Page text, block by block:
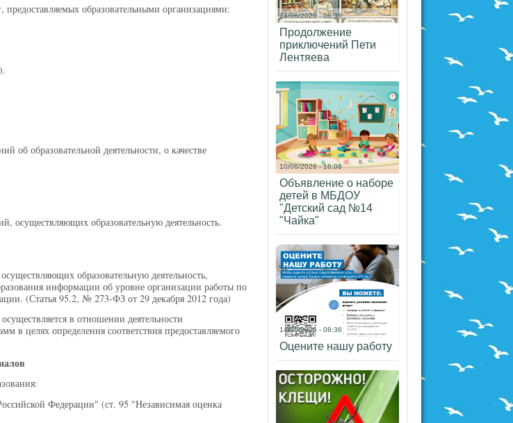
предоставляемых образовательными организациями:
об образовательной деятельности, о качестве
осуществляющих образовательную деятельность.
образовательную деятельность,
информации об уровне организации работы по
(Статья 95.2, № 273-ФЗ от 29 декабря 2012 года)
в отношении деятельности
в целях определения соответствия предоставляемого
Федерации" (ст. 95 "Независимая оценка
14/06/2026 - 08:38
Продолжение
приключений Пети
Лентяева
10/06/2026 - 16:08
Объявление о наборе
детей в МБДОУ
"Детский сад №14
"Чайка"
14/05/2026 - 08:36
Оцените нашу работу